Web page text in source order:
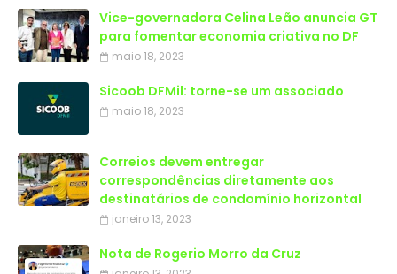
Vice-governadora Celina Leão anuncia GT
para fomentar economia criativa no DF
maio 18, 2023
Sicoob DFMil: torne-se um associado
maio 18, 2023
Correios devem entregar
correspondências diretamente aos
destinatários de condomínio horizontal
janeiro 13, 2023
Nota de Rogerio Morro da Cruz